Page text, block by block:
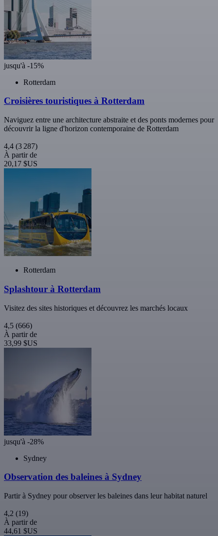
jusqu'à -15%
Rotterdam
Croisières touristiques à Rotterdam
Naviguez entre une architecture abstraite et des ponts modernes pour
découvrir la ligne d'horizon contemporaine de Rotterdam
4,4 (3 287)
À partir de
20,17 $US
Rotterdam
Splashtour à Rotterdam
Visitez des sites historiques et découvrez les marchés locaux
4,5 (666)
À partir de
33,99 $US
jusqu'à -28%
Sydney
Observation des baleines à Sydney
Partir à Sydney pour observer les baleines dans leur habitat naturel
4,2 (19)
À partir de
44,61 $US